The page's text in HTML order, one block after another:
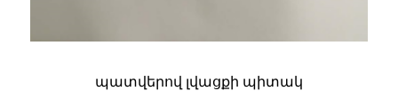
պատվերով լվացքի պիտակ